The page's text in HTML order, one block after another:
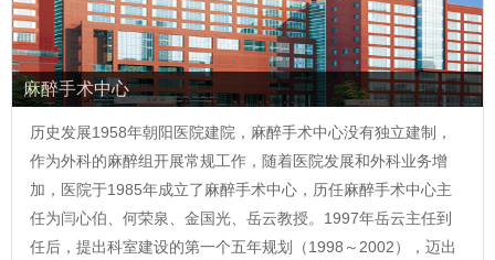
麻醉手术中心
历史发展1958年朝阳医院建院，麻醉手术中心没有独立建制，
作为外科的麻醉组开展常规工作，随着医院发展和外科业务增
加，医院于1985年成立了麻醉手术中心，历任麻醉手术中心主
任为闫心伯、何荣泉、金国光、岳云教授。1997年岳云主任到
任后，提出科室建设的第一个五年规划（1998～2002），迈出